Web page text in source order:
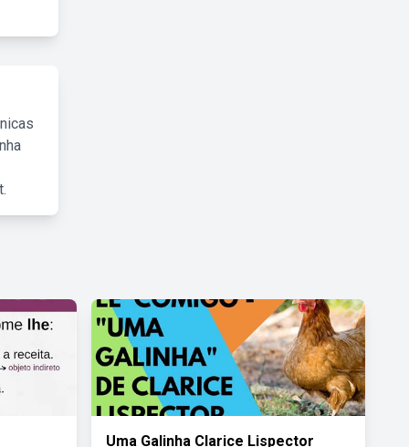
Uma Galinha Clarice Lispector